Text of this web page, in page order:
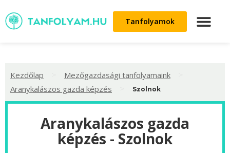
Tanfolyamok
Kezdőlap Mezőgazdasági tanfolyamaink
Aranykalászos gazda képzés Szolnok
Aranykalászos gazda
képzés - Szolnok